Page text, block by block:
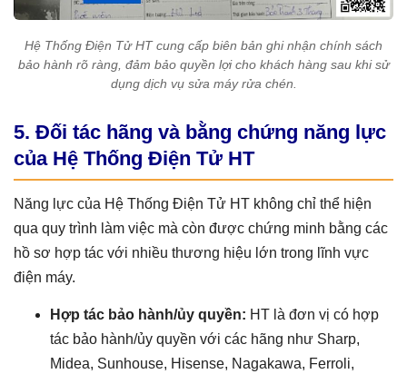
Hệ Thống Điện Tử HT cung cấp biên bản ghi nhận chính sách
bảo hành rõ ràng, đảm bảo quyền lợi cho khách hàng sau khi sử
dụng dịch vụ sửa máy rửa chén.
5. Đối tác hãng và bằng chứng năng lực
của Hệ Thống Điện Tử HT
Năng lực của Hệ Thống Điện Tử HT không chỉ thể hiện
qua quy trình làm việc mà còn được chứng minh bằng các
hồ sơ hợp tác với nhiều thương hiệu lớn trong lĩnh vực
điện máy.
Hợp tác bảo hành/ủy quyền: HT là đơn vị có hợp
tác bảo hành/ủy quyền với các hãng như Sharp,
Midea, Sunhouse, Hisense, Nagakawa, Ferroli,